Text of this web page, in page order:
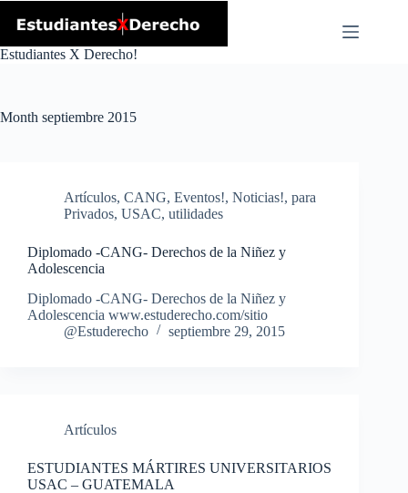
Estudiantes X Derecho!
Month septiembre 2015
Artículos, CANG, Eventos!, Noticias!, para
Privados, USAC, utilidades
Diplomado -CANG- Derechos de la Niñez y
Adolescencia
Diplomado -CANG- Derechos de la Niñez y
Adolescencia www.estuderecho.com/sitio
@Estuderecho
septiembre 29, 2015
Artículos
ESTUDIANTES MÁRTIRES UNIVERSITARIOS
USAC – GUATEMALA